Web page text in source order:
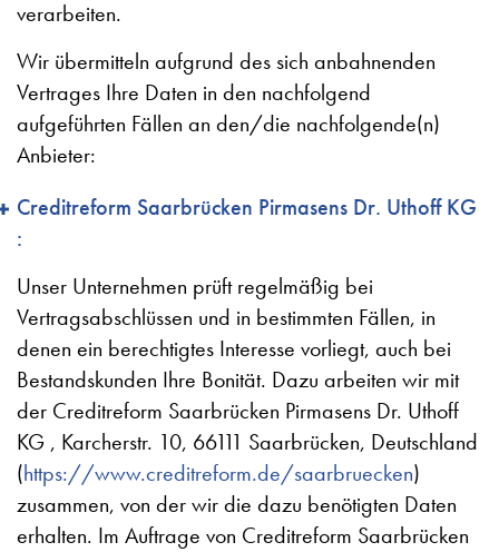
verarbeiten.
Wir übermitteln aufgrund des sich anbahnenden
Vertrages Ihre Daten in den nachfolgend
aufgeführten Fällen an den/die nachfolgende(n)
Anbieter:
Creditreform Saarbrücken Pirmasens Dr. Uthoff KG
:
Unser Unternehmen prüft regelmäßig bei
Vertragsabschlüssen und in bestimmten Fällen, in
denen ein berechtigtes Interesse vorliegt, auch bei
Bestandskunden Ihre Bonität. Dazu arbeiten wir mit
der Creditreform Saarbrücken Pirmasens Dr. Uthoff
KG , Karcherstr. 10, 66111 Saarbrücken, Deutschland
(https://www.creditreform.de/saarbruecken)
zusammen, von der wir die dazu benötigten Daten
erhalten. Im Auftrage von Creditreform Saarbrücken